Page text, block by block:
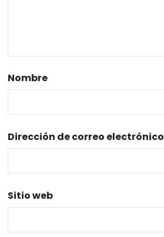
Nombre
Dirección de correo electrónico
Sitio web